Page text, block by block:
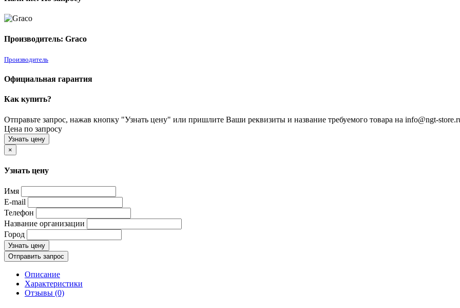
Производитель: Graco
Производитель
Официальная гарантия
Как купить?
Отправьте запрос, нажав кнопку "Узнать цену" или пришлите Ваши реквизиты и название требуемого товара на info@ngt-
Цена по запросу
Узнать цену
×
Узнать цену
Имя
E-mail
Телефон
Название организации
Город
Узнать цену
Отправить запрос
Описание
Характеристики
Отзывы (0)